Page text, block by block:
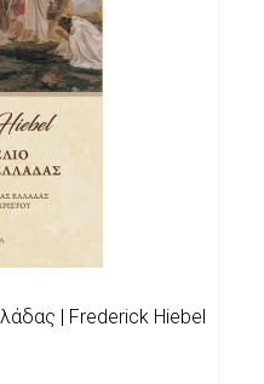
| Frederick Hiebel